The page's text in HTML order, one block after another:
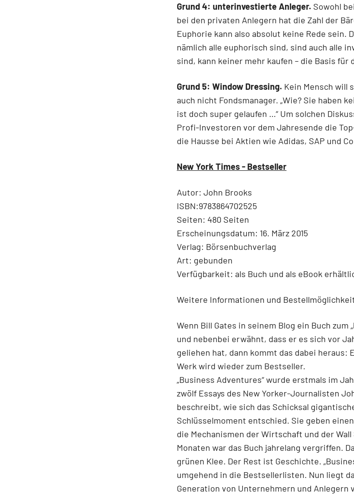
Grund 4: unterinvestierte Anleger. Sowohl
bei den privaten Anlegern hat die Zahl der
Euphorie kann also absolut keine Rede sein.
nämlich alle euphorisch sind, sind auch alle
sind, kann keiner mehr kaufen – die Basis für
Grund 5: Window Dressing. Kein Mensch will
auch nicht Fondsmanager. „Wie? Sie haben
ist doch super gelaufen …“ Um solchen
Profi-Investoren vor dem Jahresende die
die Hausse bei Aktien wie Adidas, SAP und
New York Times - Bestseller
Autor: John Brooks
ISBN:9783864702525
Seiten: 480 Seiten
Erscheinungsdatum: 16. März 2015
Verlag: Börsenbuchverlag
Art: gebunden
Verfügbarkeit: als Buch und als eBook
Weitere Informationen und
Wenn Bill Gates in seinem Blog ein Buch
und nebenbei erwähnt, dass er es sich vor
geliehen hat, dann kommt das dabei heraus:
Werk wird wieder zum Bestseller.
„Business Adventures“ wurde erstmals im
zwölf Essays des New Yorker-Journalisten
beschreibt, wie sich das Schicksal
Schlüsselmoment entschied. Sie geben
die Mechanismen der Wirtschaft und der
Monaten war das Buch jahrelang vergriffen.
grünen Klee. Der Rest ist Geschichte.
umgehend in die Bestsellerlisten. Nun liegt
Generation von ­Unternehmern und Anlegern